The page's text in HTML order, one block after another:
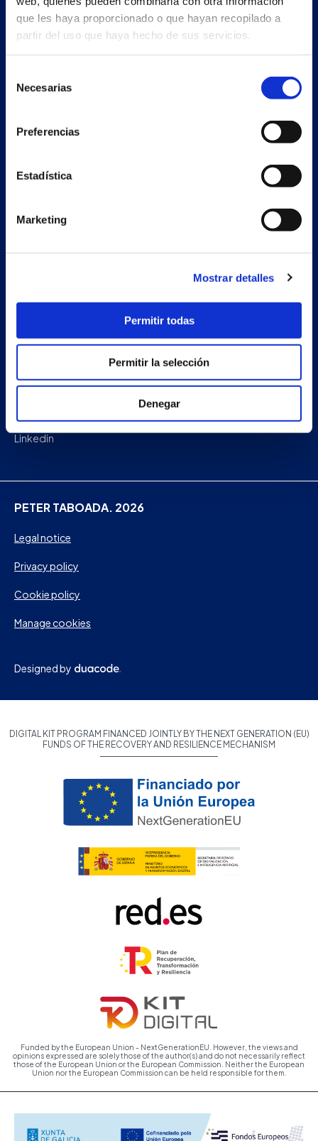
que les haya proporcionado o que hayan recopilado a
partir del uso que haya hecho de sus servicios.
Necesarias
Preferencias
Estadística
Marketing
Mostrar detalles
Permitir todas
Permitir la selección
Denegar
Estrada Porto Cabeiro, 68
Pontevedra - España
Products
Facebook
Linkedin
PETER TABOADA. 2026
Legal notice
Privacy policy
Cookie policy
Manage cookies
Designed by
DIGITAL KIT PROGRAM FINANCED JOINTLY BY THE NEXT GENERATION (EU)
FUNDS OF THE RECOVERY AND RESILIENCE MECHANISM
Funded by the European Union - NextGenerationEU. However, the views and
opinions expressed are solely those of the author(s) and do not necessarily reflect
those of the European Union or the European Commission. Neither the European
Union nor the European Commission can be held responsible for them.